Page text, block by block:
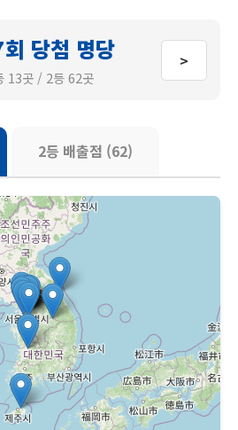
당첨 명당
13곳 / 2등 62곳
>
2등 배출점 (62)